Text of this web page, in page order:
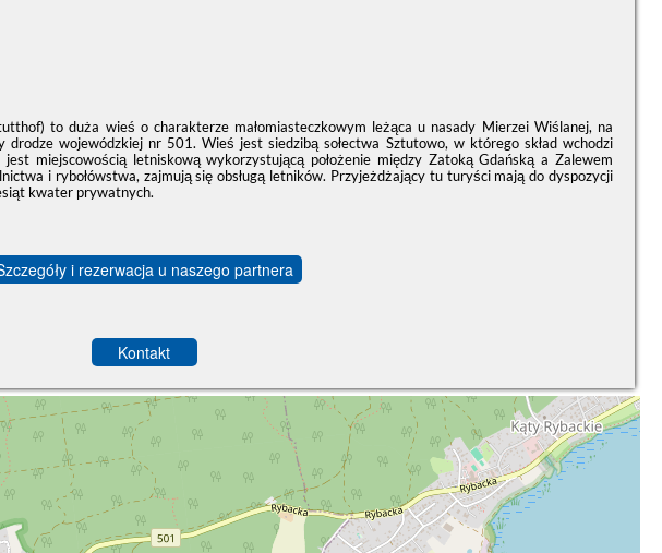
to duża wieś o charakterze małomiasteczkowym leżąca u nasady Mierzei Wiślanej, na
drodze wojewódzkiej nr 501. Wieś jest siedzibą sołectwa Sztutowo, w którego skład wchodzi
miejscowością letniskową wykorzystującą położenie między Zatoką Gdańską a Zalewem
i rybołówstwa, zajmują się obsługą letników. Przyjeżdżający tu turyści mają do dyspozycji
kwater prywatnych.
i rezerwacja u naszego partnera
Kontakt